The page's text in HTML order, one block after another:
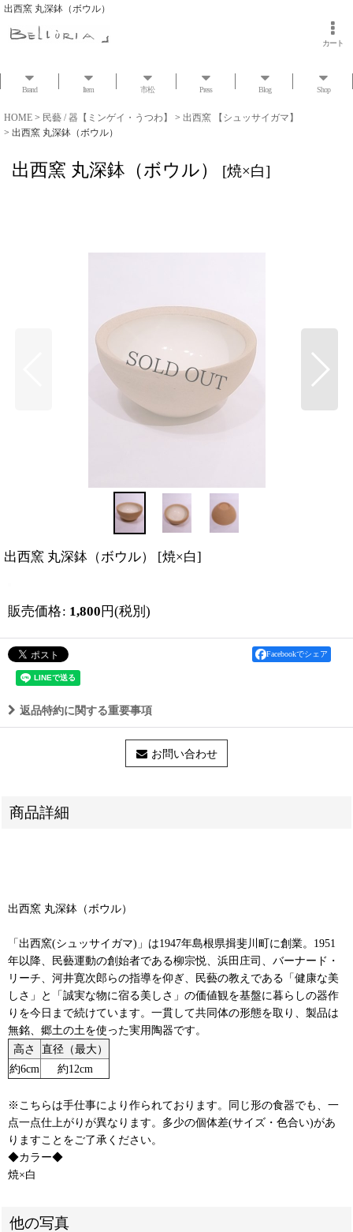
出西窯 丸深鉢（ボウル）
カート
Brand Item 市松 Press Blog Shop
HOME > 民藝 / 器【ミンゲイ・うつわ】 > 出西窯 【シュッサイガマ】
> 出西窯 丸深鉢（ボウル）
出西窯 丸深鉢（ボウル） [焼×白]
出西窯 丸深鉢（ボウル） [焼×白]
販売価格: 1,800 円(税別)
Facebookでシェア
返品特約に関する重要事項
お問い合わせ
商品詳細
出西窯 丸深鉢（ボウル）
「出西窯(シュッサイガマ)」は1947年島根県揖斐川町に創業。1951
年以降、民藝運動の創始者である柳宗悦、浜田庄司、バーナード・
リーチ、河井寛次郎らの指導を仰ぎ、民藝の教えである「健康な美
しさ」と「誠実な物に宿る美しさ」の価値観を基盤に暮らしの器作
りを今日まで続けています。一貫して共同体の形態を取り、製品は
無銘、郷土の土を使った実用陶器です。
高さ
直径（最大）
約6cm
約12cm
※こちらは手仕事により作られております。同じ形の食器でも、一
点一点仕上がりが異なります。多少の個体差(サイズ・色合い)があ
りますことをご了承ください。
◆カラー◆
焼×白
他の写真